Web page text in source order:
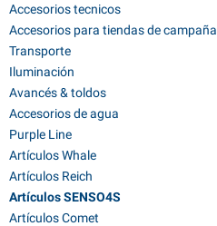
Accesorios tecnicos
Accesorios para tiendas de campaña
Transporte
Iluminación
Avancés & toldos
Accesorios de agua
Purple Line
Artículos Whale
Artículos Reich
Artículos SENSO4S
Artículos Comet